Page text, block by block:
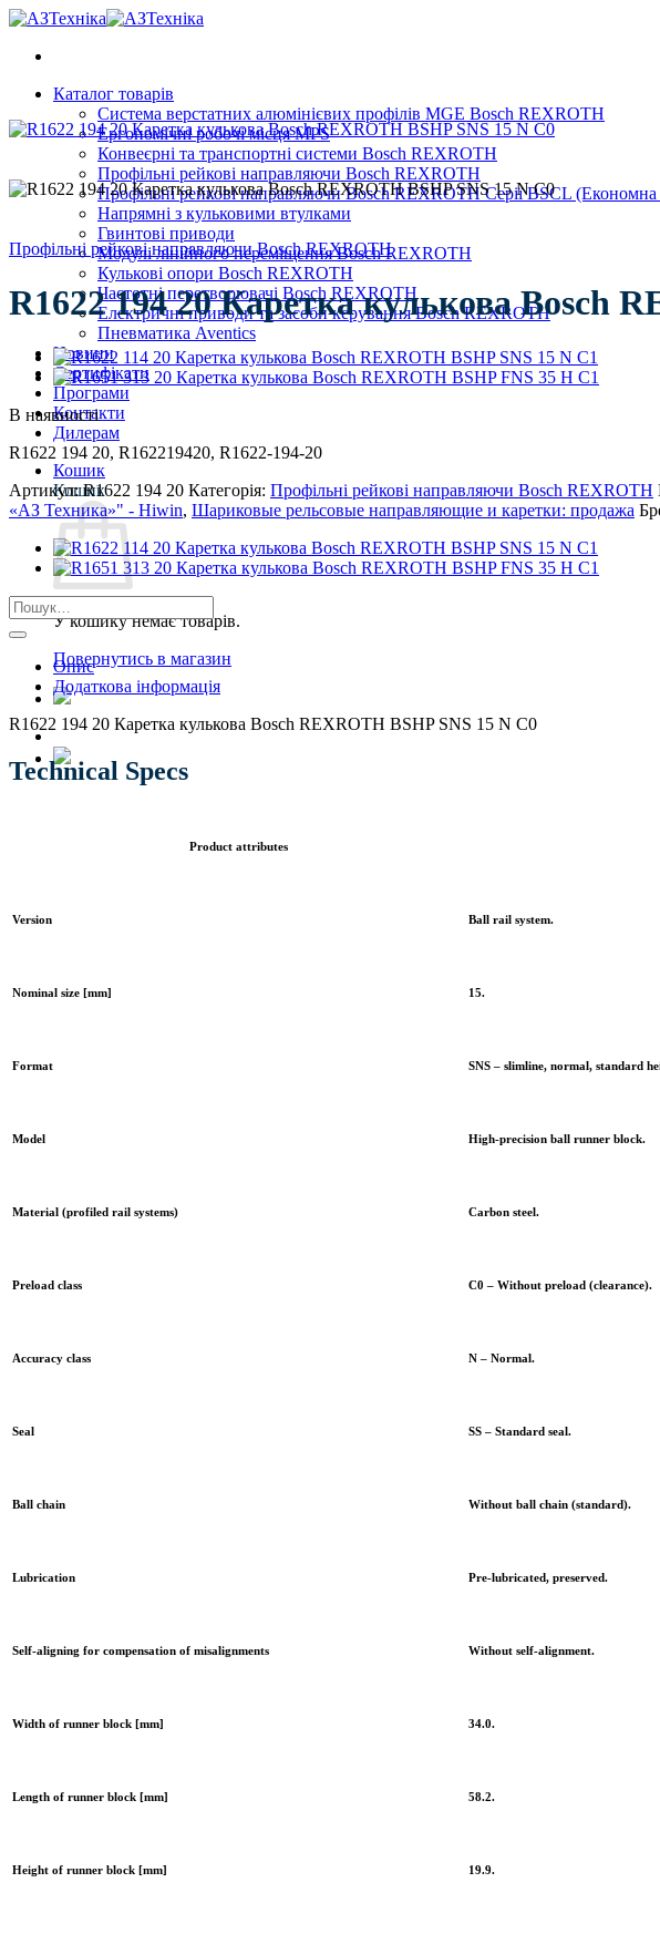
Skip
content
Каталог товарів
Система верстатних алюмінієвих профілів MGE Bosch REXROTH
Ергономічні робочі місця MPS
Конвеєрні та транспортні системи Bosch REXROTH
Профільні рейкові направляючи Bosch REXROTH
Профільні рейкові направляючи Bosch REXROTH Серії BSCL (Економна
Напрямні з кульковими втулками
Гвинтові приводи
Модулі лінійного переміщення Bosch REXROTH
Кулькові опори Bosch REXROTH
Частотні перетворювачі Bosch REXROTH
Електричні приводи та засоби керування Bosch REXROTH
Пневматика Aventics
Новини
Сертифікати
Програми
Контакти
Дилерам
Кошик
Кошик
У кошику немає товарів.
Повернутись в магазин
Профільні рейкові направляючи Bosch REXROTH
R1622 194 20 Каретка кулькова Bosch
В наявності
R1622 194 20, R162219420, R1622-194-20
Артикул:R1622 194 20 Категорія: Профільні рейкові направляючи Bosch REXROTH
«АЗ Техника»" - Hiwin, Шариковые рельсовые направляющие и каретки: продажа
Шукати:
Опис
Додаткова інформація
R1622 194 20 Каретка кулькова Bosch REXROTH BSHP SNS 15 N С0
Technical Specs
Product attributes
Version Ball rail system.
Nominal size [mm] 15.
Format SNS – slimline, normal, standard
Model High-precision ball runner block.
Material (profiled rail systems) Carbon steel.
Preload class C0 – Without preload (clearance).
Accuracy class N – Normal.
Seal SS – Standard seal.
Ball chain Without ball chain (standard).
Lubrication Pre-lubricated, preserved.
Self-aligning for compensation of misalignments Without self-alignment.
Width of runner block [mm] 34.0.
Length of runner block [mm] 58.2.
Height of runner block [mm] 19.9.